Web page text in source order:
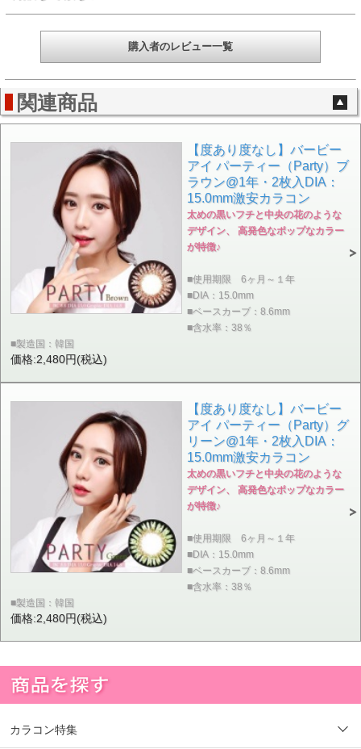
購入者のレビュー一覧
関連商品
【度あり度なし】バービー
アイ パーティー（Party）ブ
ラウン@1年・2枚入DIA：
15.0mm激安カラコン
太めの黒いフチと中央の花のような
デザイン、 高発色なポップなカラー
が特徴♪
■使用期限 6ヶ月～１年
■DIA：15.0mm
■ベースカーブ：8.6mm
■含水率：38％
■製造国：韓国
価格:2,480円(税込)
【度あり度なし】バービー
アイ パーティー（Party）グ
リーン@1年・2枚入DIA：
15.0mm激安カラコン
太めの黒いフチと中央の花のような
デザイン、 高発色なポップなカラー
が特徴♪
■使用期限 6ヶ月～１年
■DIA：15.0mm
■ベースカーブ：8.6mm
■含水率：38％
■製造国：韓国
価格:2,480円(税込)
カラコン特集